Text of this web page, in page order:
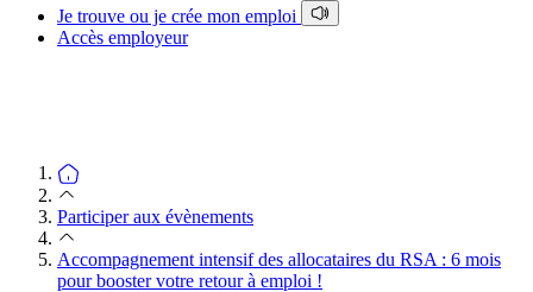
Je trouve ou je crée mon emploi
Accès employeur
Participer aux évènements
Accompagnement intensif des allocataires du RSA : 6 mois
pour booster votre retour à emploi !